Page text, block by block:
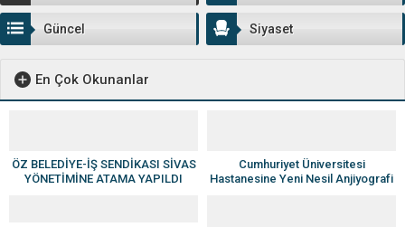
Güncel Siyaset
En Çok Okunanlar
ÖZ BELEDİYE-İŞ SENDİKASI SİVAS
YÖNETİMİNE ATAMA YAPILDI
Cumhuriyet Üniversitesi
Hastanesine Yeni Nesil Anjiyografi